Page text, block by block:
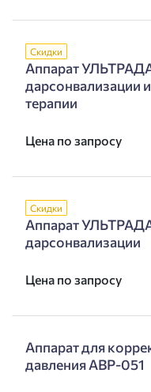
Скидки
Аппарат
дарсонвализации
терапии
Цена по запросу
Скидки
Аппарат
дарсонвализации
Цена по запросу
Аппарат для
давления AВР-051